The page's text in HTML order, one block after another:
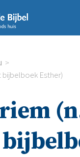
bijbelboek Esther)
Doe mee
Podcast
Magazine
Digitale
Agenda